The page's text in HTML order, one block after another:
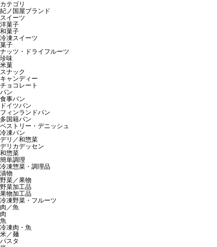
カテゴリ
紀ノ国屋ブランド
スイーツ
洋菓子
和菓子
冷凍スイーツ
菓子
ナッツ・ドライフルーツ
珍味
米菓
スナック
キャンディー
チョコレート
パン
食事パン
ドイツパン
フィンランドパン
多国籍パン
ペストリー・デニッシュ
冷凍パン
デリ／和惣菜
デリカデッセン
和惣菜
簡単調理
冷凍惣菜・調理品
漬物
野菜／果物
野菜加工品
果物加工品
冷凍野菜・フルーツ
肉／魚
肉
魚
冷凍肉・魚
米／麺
パスタ